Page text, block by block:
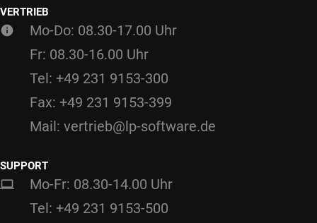
VERTRIEB
Mo-Do: 08.30-17.00 Uhr
Fr: 08.30-16.00 Uhr
Tel: +49 231 9153-300
Fax: +49 231 9153-399
Mail: vertrieb@lp-software.de
SUPPORT
Mo-Fr: 08.30-14.00 Uhr
Tel: +49 231 9153-500